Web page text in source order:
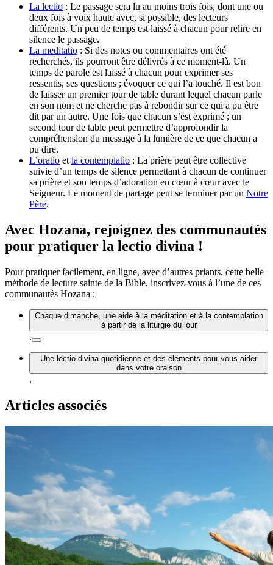
La lectio : Le passage sera lu au moins trois fois, dont une ou
deux fois à voix haute avec, si possible, des lecteurs
différents. Un peu de temps est laissé à chacun pour relire en
silence le passage.
La meditatio : Si des notes ou commentaires ont été
recherchés, ils pourront être délivrés à ce moment-là. Un
temps de parole est laissé à chacun pour exprimer ses
ressentis, ses questions ; évoquer ce qui l’a touché. Il est bon
de laisser un premier tour de table durant lequel chacun parle
en son nom et ne cherche pas à rebondir sur ce qui a pu être
dit par un autre. Une fois que chacun s’est exprimé ; un
second tour de table peut permettre d’approfondir la
compréhension du message à la lumière de ce que chacun a
pu dire.
L’oratio et la contemplatio : La prière peut être collective
suivie d’un temps de silence permettant à chacun de continuer
sa prière et son temps d’adoration en cœur à cœur avec le
Seigneur. Le moment de partage peut se terminer par un Notre
Père.
Avec Hozana, rejoignez des communautés
pour pratiquer la lectio divina !
Pour pratiquer facilement, en ligne, avec d’autres priants, cette belle
méthode de lecture sainte de la Bible, inscrivez-vous à l’une de ces
communautés Hozana :
Chaque dimanche, une aide à la méditation et à la contemplation
à partir de la liturgie du jour
.
Une lectio divina quotidienne et des éléments pour vous aider
dans votre oraison
.
Articles associés